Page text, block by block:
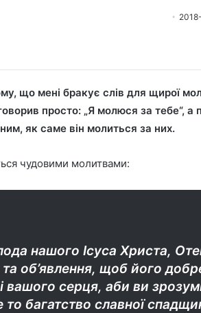
що мені бракує слів для щирої
просто: „Я молюся за тебе“, а
як саме він молиться за них.
чудовими молитвами:
нашого Ісуса Христа,
об’явлення, щоб його
вашого серця, аби ви
то багатство славної